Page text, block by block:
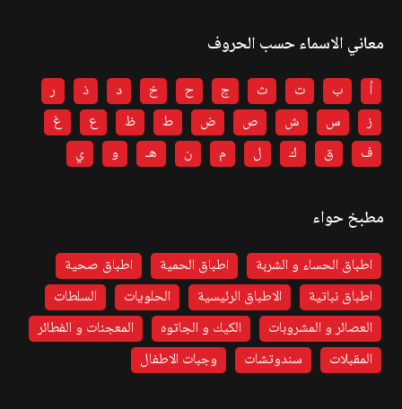
معاني الاسماء حسب الحروف
أ ب ت ث ج ح خ د ذ
ر
ز
س ش ص ض ط ظ ع
غ
ف
ق ك ل م ن هـ و ي
مطبخ حواء
اطباق الحساء و الشربة اطباق الحمية
اطباق صحية
اطباق نباتية
الاطباق الرئيسية الحلويات
السلطات
العصائر و المشروبات
الكيك و الجاتوه
المعجنات و الفطائر
المقبلات
سندوتشات وجبات الاطفال